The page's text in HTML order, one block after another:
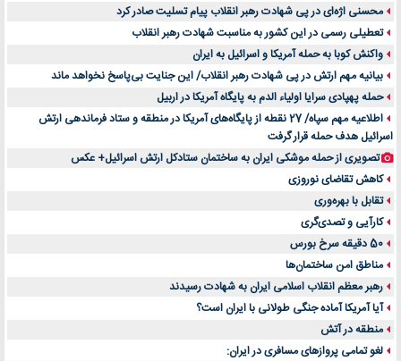
محسنی اژه‌ای در پی شهادت رهبر انقلاب پیام تسلیت صادر کرد
تعطیلی رسمی در این کشور به مناسبت شهادت رهبر انقلاب
واکنش کوبا به حمله آمریکا و اسرائیل به ایران
بیانیه مهم ارتش در پی شهادت رهبر انقلاب/ این جنایت بی‌پاسخ نخواهد ماند
حمله پهپادی سرایا اولیاء الدم به پایگاه آمریکا در اربیل
اطلاعیه مهم سپاه/ 27 نقطه از پایگاه‌های آمریکا در منطقه و ستاد فرماندهی ارتش
اسرائیل هدف حمله قرار گرفت
تصویری از حمله موشکی ایران به ساختمان ستادکل ارتش اسرائیل+ عکس
کاهش تقاضای نوروزی
تقابل با بهره‌وری
کارآیی و تصدی‌گری
50 دقیقه سرخ بورس
مناطق امن ساختمان‌ها
رهبر معظم انقلاب اسلامی ایران به شهادت رسیدند
آیا آمریکا آماده جنگی طولانی با ایران است؟
منطقه در آتش
لغو تمامی پروازهای مسافری در ایران: